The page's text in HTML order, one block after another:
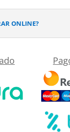
ONLINE?